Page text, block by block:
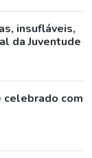
insufláveis,
da Juventude
celebrado com